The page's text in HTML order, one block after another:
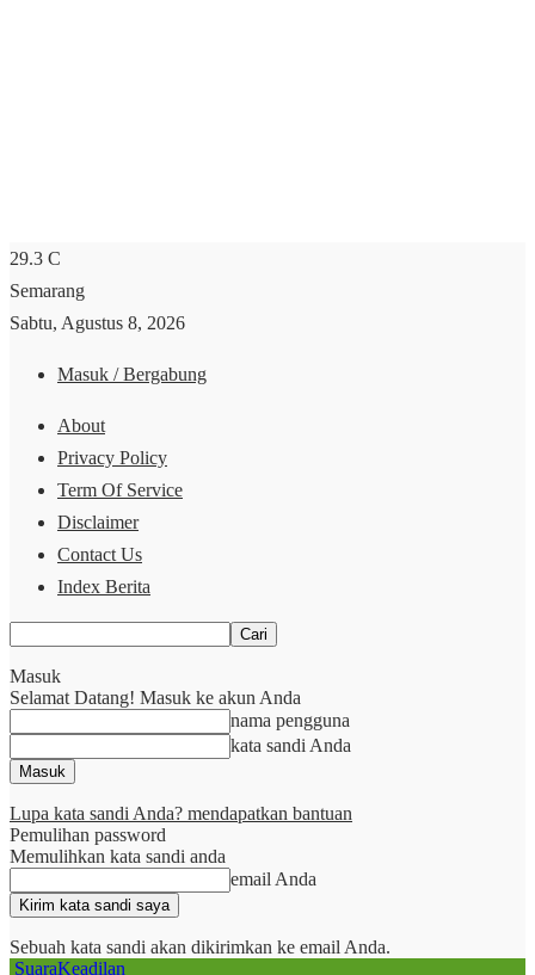
29.3 C
Semarang
Sabtu, Agustus 8, 2026
Masuk / Bergabung
About
Privacy Policy
Term Of Service
Disclaimer
Contact Us
Index Berita
Masuk
Selamat Datang! Masuk ke akun Anda
nama pengguna
kata sandi Anda
Lupa kata sandi Anda? mendapatkan bantuan
Pemulihan password
Memulihkan kata sandi anda
email Anda
Sebuah kata sandi akan dikirimkan ke email Anda.
SuaraKeadilan